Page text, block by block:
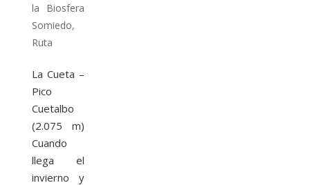
la Biosfera
Somiedo,
Ruta
La Cueta –
Pico
Cuetalbo
(2.075 m)
Cuando
llega el
invierno y